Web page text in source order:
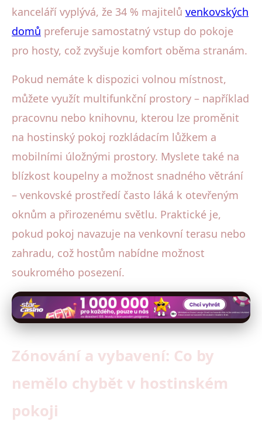
kanceláří vyplývá, že 34 % majitelů venkovských
domů preferuje samostatný vstup do pokoje
pro hosty, což zvyšuje komfort oběma stranám.
Pokud nemáte k dispozici volnou místnost,
můžete využít multifunkční prostory – například
pracovnu nebo knihovnu, kterou lze proměnit
na hostinský pokoj rozkládacím lůžkem a
mobilními úložnými prostory. Myslete také na
blízkost koupelny a možnost snadného větrání
– venkovské prostředí často láká k otevřeným
oknům a přirozenému světlu. Praktické je,
pokud pokoj navazuje na venkovní terasu nebo
zahradu, což hostům nabídne možnost
soukromého posezení.
Zónování a vybavení: Co by
nemělo chybět v hostinském
pokoji